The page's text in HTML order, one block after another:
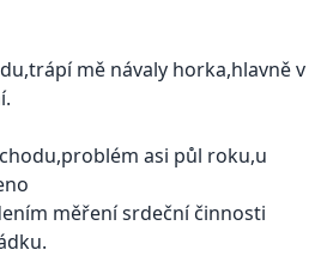
mě návaly horka,hlavně v
asi půl roku,u
měření srdeční činnosti